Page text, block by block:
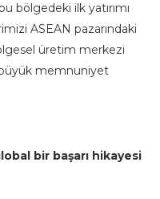
bölgedeki ilk yatırımı
ASEAN pazarındaki
üretim merkezi
büyük memnuniyet
bir başarı hikayesi